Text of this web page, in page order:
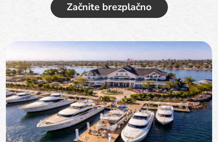
Začnite brezplačno